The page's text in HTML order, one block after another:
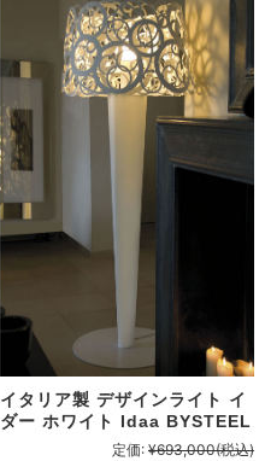
イタリア製 デザインライト イ
ダー ホワイト Idaa BYSTEEL
定価: ¥693,000(税込)